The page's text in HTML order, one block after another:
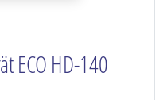
ECO HD-140